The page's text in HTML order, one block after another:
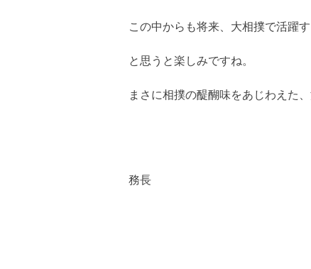
この中からも将来、大相撲で活躍
と思うと楽しみですね。
まさに相撲の醍醐味をあじわえた
務長